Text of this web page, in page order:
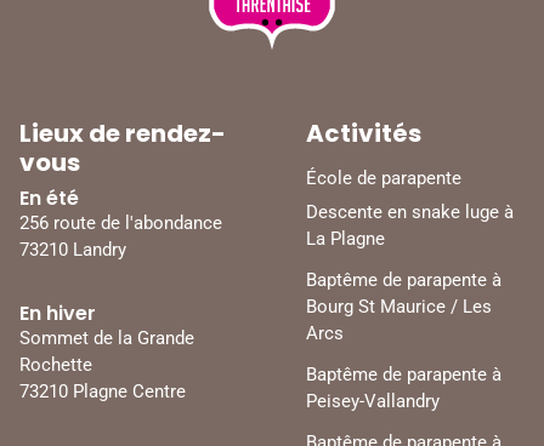
Lieux de rendez-
vous
En été
256 route de l'abondance
73210 Landry
En hiver
Sommet de la Grande
Rochette
73210 Plagne Centre
Activités
École de parapente
Descente en snake luge à
La Plagne
Baptême de parapente à
Bourg St Maurice / Les
Arcs
Baptême de parapente à
Peisey-Vallandry